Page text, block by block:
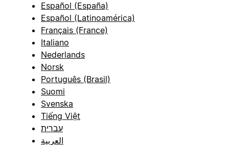
Español (España)
Español (Latinoamérica)
Français (France)
Italiano
Nederlands
Norsk
Português (Brasil)
Suomi
Svenska
Tiếng Việt
עברית
العربية